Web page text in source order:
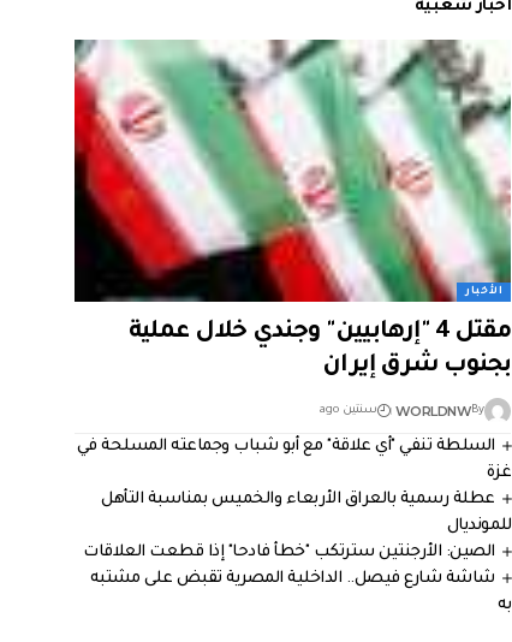
أخبار شعبية
الأخبار
مقتل 4 "إرهابيين" وجندي خلال عملية
بجنوب شرق إيران
By
WORLDNW سنتين ago
السلطة تنفي "أي علاقة" مع أبو شباب وجماعته المسلحة في
غزة
عطلة رسمية بالعراق الأربعاء والخميس بمناسبة التأهل
للمونديال
الصين: الأرجنتين سترتكب "خطأ فادحا" إذا قطعت العلاقات
شاشة شارع فيصل.. الداخلية المصرية تقبض على مشتبه
به